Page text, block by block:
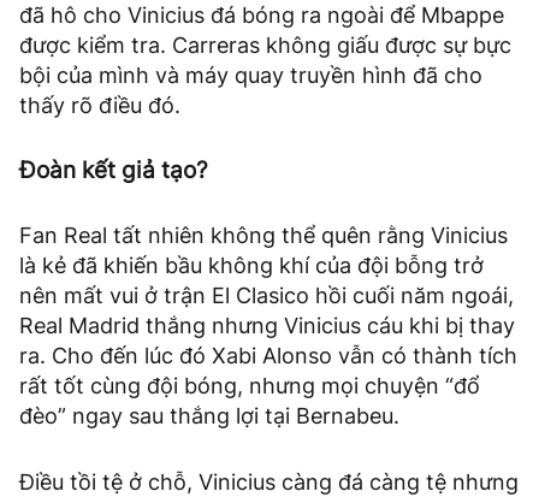
đã hô cho Vinicius đá bóng ra ngoài để Mbappe
được kiểm tra. Carreras không giấu được sự bực
bội của mình và máy quay truyền hình đã cho
thấy rõ điều đó.
Đoàn kết giả tạo?
Fan Real tất nhiên không thể quên rằng Vinicius
là kẻ đã khiến bầu không khí của đội bỗng trở
nên mất vui ở trận El Clasico hồi cuối năm ngoái,
Real Madrid thắng nhưng Vinicius cáu khi bị thay
ra. Cho đến lúc đó Xabi Alonso vẫn có thành tích
rất tốt cùng đội bóng, nhưng mọi chuyện “đổ
đèo” ngay sau thắng lợi tại Bernabeu.
Điều tồi tệ ở chỗ, Vinicius càng đá càng tệ nhưng